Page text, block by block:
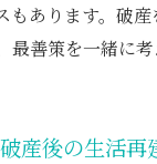
もあります。破
最善策を一緒に
産後の生活再